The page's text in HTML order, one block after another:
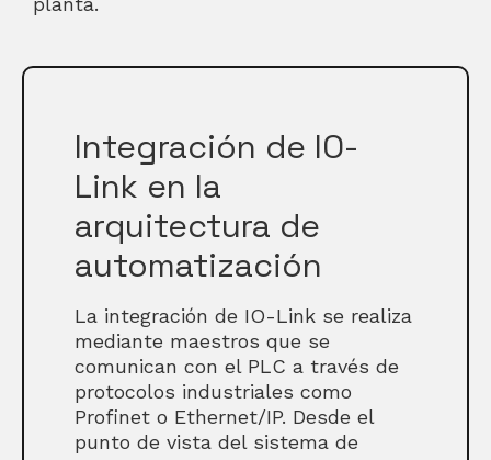
Integración de IO-
Link en la
arquitectura de
automatización
La integración de IO-Link se realiza
mediante maestros que se
comunican con el PLC a través de
protocolos industriales como
Profinet o Ethernet/IP. Desde el
punto de vista del sistema de